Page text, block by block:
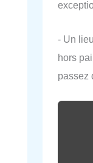
- Un
hors
passez